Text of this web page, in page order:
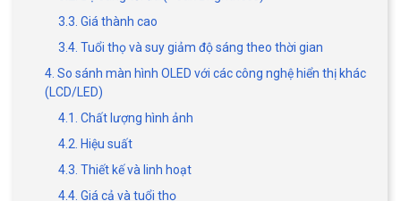
3.3. Giá thành cao
3.4. Tuổi thọ và suy giảm độ sáng theo thời gian
4. So sánh màn hình OLED với các công nghệ hiển thị khác
(LCD/LED)
4.1. Chất lượng hình ảnh
4.2. Hiệu suất
4.3. Thiết kế và linh hoạt
4.4. Giá cả và tuổi thọ